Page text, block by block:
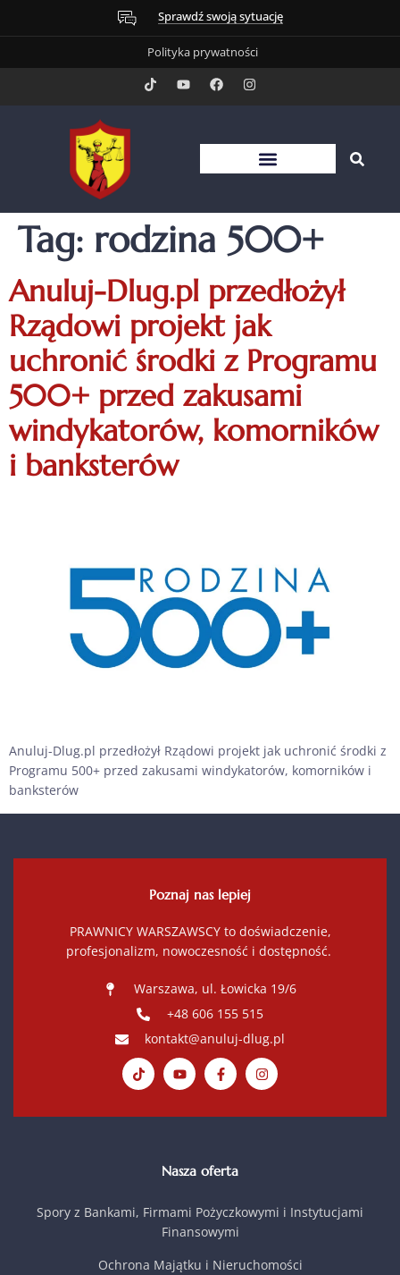
Sprawdź swoją sytuację
Polityka prywatności
Tag: rodzina 500+
Anuluj-Dlug.pl przedłożył
Rządowi projekt jak
uchronić środki z Programu
500+ przed zakusami
windykatorów, komorników
i banksterów
Anuluj-Dlug.pl przedłożył Rządowi projekt jak uchronić środki z
Programu 500+ przed zakusami windykatorów, komorników i
banksterów
Poznaj nas lepiej
PRAWNICY WARSZAWSCY to doświadczenie,
profesjonalizm, nowoczesność i dostępność.
Warszawa, ul. Łowicka 19/6
+48 606 155 515
kontakt@anuluj-dlug.pl
Nasza oferta
Spory z Bankami, Firmami Pożyczkowymi i Instytucjami
Finansowymi
Ochrona Majątku i Nieruchomości